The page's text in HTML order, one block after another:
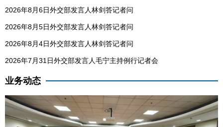
2026年8月6日外交部发言人林剑答记者问
2026年8月5日外交部发言人林剑答记者问
2026年8月4日外交部发言人林剑答记者问
2026年7月31日外交部发言人毛宁主持例行记者会
业务动态